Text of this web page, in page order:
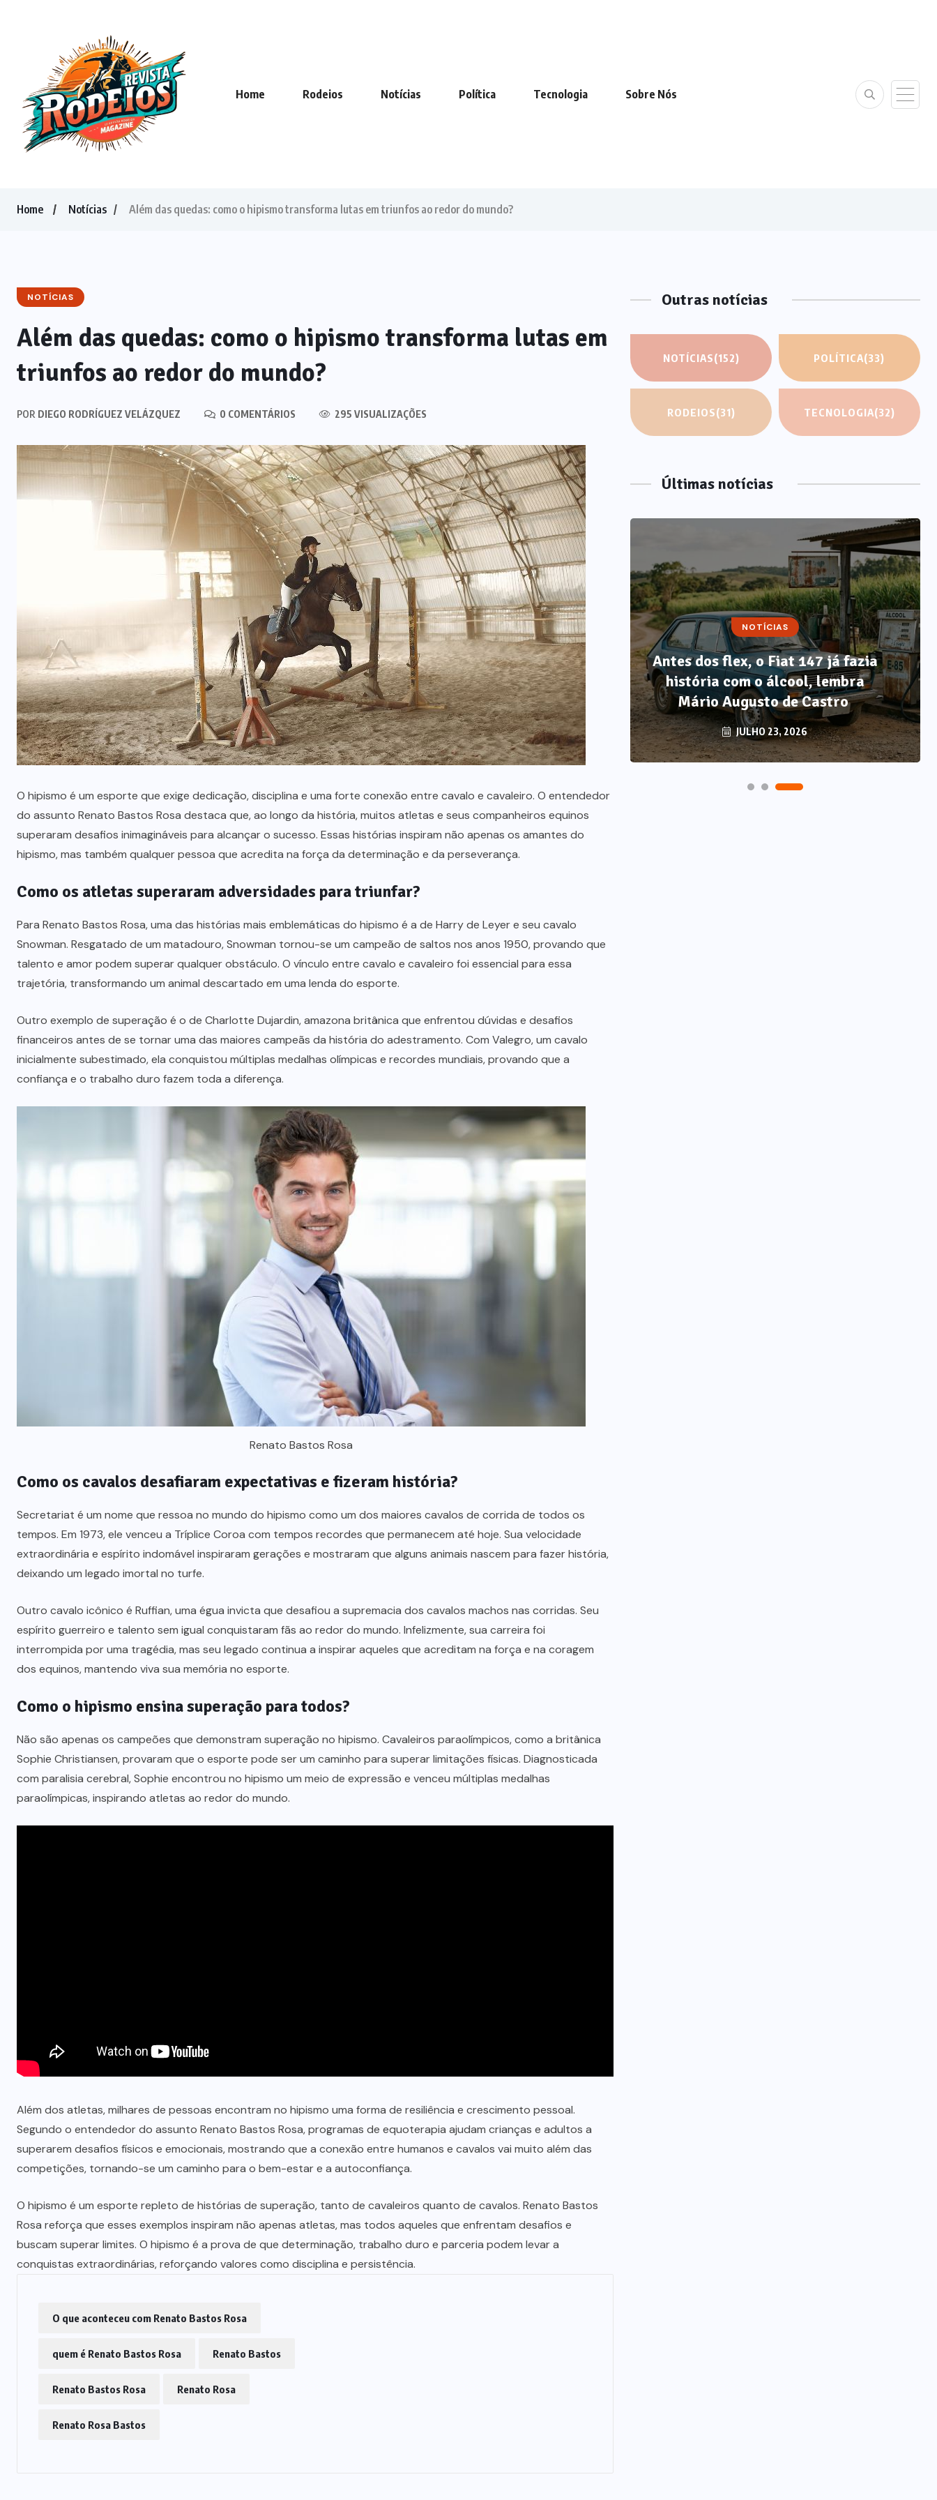
Home Rodeios Notícias Política Tecnologia Sobre Nós
Home Notícias Além das quedas: como o hipismo transforma lutas em triunfos ao redor do mundo?
NOTÍCIAS
Além das quedas: como o hipismo transforma lutas em
triunfos ao redor do mundo?
POR DIEGO RODRÍGUEZ VELÁZQUEZ 0 COMENTÁRIOS 295 VISUALIZAÇÕES
O hipismo é um esporte que exige dedicação, disciplina e uma forte conexão entre cavalo e cavaleiro. O entendedor
do assunto Renato Bastos Rosa destaca que, ao longo da história, muitos atletas e seus companheiros equinos
superaram desafios inimagináveis para alcançar o sucesso. Essas histórias inspiram não apenas os amantes do
hipismo, mas também qualquer pessoa que acredita na força da determinação e da perseverança.
Como os atletas superaram adversidades para triunfar?
Para Renato Bastos Rosa, uma das histórias mais emblemáticas do hipismo é a de Harry de Leyer e seu cavalo
Snowman. Resgatado de um matadouro, Snowman tornou-se um campeão de saltos nos anos 1950, provando que
talento e amor podem superar qualquer obstáculo. O vínculo entre cavalo e cavaleiro foi essencial para essa
trajetória, transformando um animal descartado em uma lenda do esporte.
Outro exemplo de superação é o de Charlotte Dujardin, amazona britânica que enfrentou dúvidas e desafios
financeiros antes de se tornar uma das maiores campeãs da história do adestramento. Com Valegro, um cavalo
inicialmente subestimado, ela conquistou múltiplas medalhas olímpicas e recordes mundiais, provando que a
confiança e o trabalho duro fazem toda a diferença.
Renato Bastos Rosa
Como os cavalos desafiaram expectativas e fizeram história?
Secretariat é um nome que ressoa no mundo do hipismo como um dos maiores cavalos de corrida de todos os
tempos. Em 1973, ele venceu a Tríplice Coroa com tempos recordes que permanecem até hoje. Sua velocidade
extraordinária e espírito indomável inspiraram gerações e mostraram que alguns animais nascem para fazer história,
deixando um legado imortal no turfe.
Outro cavalo icônico é Ruffian, uma égua invicta que desafiou a supremacia dos cavalos machos nas corridas. Seu
espírito guerreiro e talento sem igual conquistaram fãs ao redor do mundo. Infelizmente, sua carreira foi
interrompida por uma tragédia, mas seu legado continua a inspirar aqueles que acreditam na força e na coragem
dos equinos, mantendo viva sua memória no esporte.
Como o hipismo ensina superação para todos?
Não são apenas os campeões que demonstram superação no hipismo. Cavaleiros paraolímpicos, como a britânica
Sophie Christiansen, provaram que o esporte pode ser um caminho para superar limitações físicas. Diagnosticada
com paralisia cerebral, Sophie encontrou no hipismo um meio de expressão e venceu múltiplas medalhas
paraolímpicas, inspirando atletas ao redor do mundo.
Além dos atletas, milhares de pessoas encontram no hipismo uma forma de resiliência e crescimento pessoal.
Segundo o entendedor do assunto Renato Bastos Rosa, programas de equoterapia ajudam crianças e adultos a
superarem desafios físicos e emocionais, mostrando que a conexão entre humanos e cavalos vai muito além das
competições, tornando-se um caminho para o bem-estar e a autoconfiança.
O hipismo é um esporte repleto de histórias de superação, tanto de cavaleiros quanto de cavalos. Renato Bastos
Rosa reforça que esses exemplos inspiram não apenas atletas, mas todos aqueles que enfrentam desafios e
buscam superar limites. O hipismo é a prova de que determinação, trabalho duro e parceria podem levar a
conquistas extraordinárias, reforçando valores como disciplina e persistência.
O que aconteceu com Renato Bastos Rosa
quem é Renato Bastos Rosa Renato Bastos
Renato Bastos Rosa Renato Rosa
Renato Rosa Bastos
Outras notícias
NOTÍCIAS(152) POLÍTICA(33)
RODEIOS(31) TECNOLOGIA(32)
Últimas notícias
NOTÍCIAS
Carta de crédito do consórcio: O
que destaca Tiago Oliva Schietti
sobre seu uso
JULHO 29, 2026
NOTÍCIAS
Antes dos flex, o Fiat 147 já fazia
história com o álcool, lembra
Mário Augusto de Castro
JULHO 23, 2026
NOTÍCIAS
IA generativa na educação: por
que professores estão divididos
entre novas possibilidades e
novos riscos em sala de aula,
segundo Sigma Educação
AGOSTO 4, 2026